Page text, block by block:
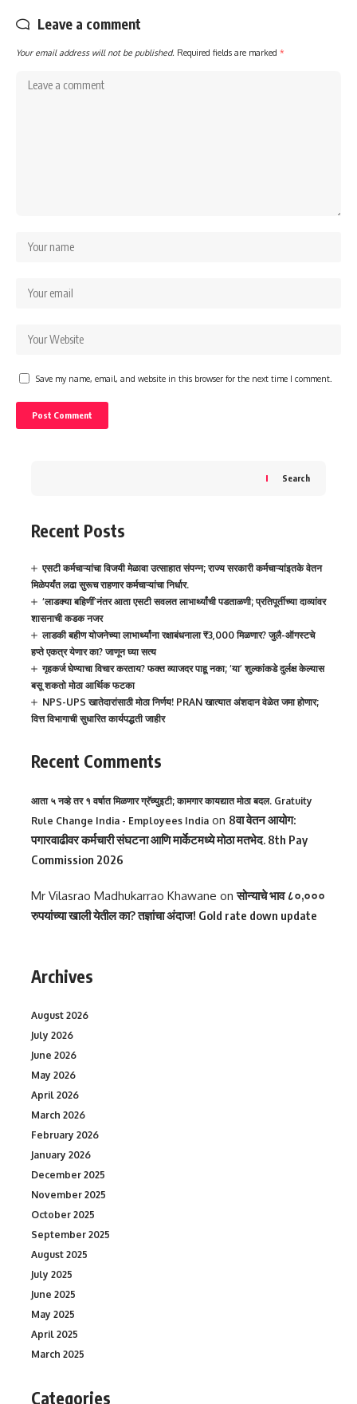
Leave a comment
Your email address will not be published. Required fields are marked *
Save my name, email, and website in this browser for the next time I comment.
Search
Recent Posts
एसटी कर्मचाऱ्यांचा विजयी मेळावा उत्साहात संपन्न; राज्य सरकारी कर्मचाऱ्यांइतके वेतन
मिळेपर्यंत लढा सुरूच राहणार कर्मचाऱ्यांचा निर्धार.
‘लाडक्या बहिणीं’नंतर आता एसटी सवलत लाभार्थ्यांची पडताळणी; प्रतिपूर्तीच्या दाव्यांवर
शासनाची कडक नजर
लाडकी बहीण योजनेच्या लाभार्थ्यांना रक्षाबंधनाला ₹3,000 मिळणार? जुलै-ऑगस्टचे
हप्ते एकत्र येणार का? जाणून घ्या सत्य
गृहकर्ज घेण्याचा विचार करताय? फक्त व्याजदर पाहू नका; ‘या’ शुल्कांकडे दुर्लक्ष केल्यास
बसू शकतो मोठा आर्थिक फटका
NPS-UPS खातेदारांसाठी मोठा निर्णय! PRAN खात्यात अंशदान वेळेत जमा होणार;
वित्त विभागाची सुधारित कार्यपद्धती जाहीर
Recent Comments
आता ५ नव्हे तर १ वर्षात मिळणार ग्रॅच्युइटी; कामगार कायद्यात मोठा बदल. Gratuity
Rule Change India - Employees India on 8वा वेतन आयोग:
पगारवाढीवर कर्मचारी संघटना आणि मार्केटमध्ये मोठा मतभेद. 8th Pay
Commission 2026
Mr Vilasrao Madhukarrao Khawane onसोन्याचे भाव ८०,०००
रुपयांच्या खाली येतील का? तज्ञांचा अंदाज! Gold rate down update
Archives
August 2026
July 2026
June 2026
May 2026
April 2026
March 2026
February 2026
January 2026
December 2025
November 2025
October 2025
September 2025
August 2025
July 2025
June 2025
May 2025
April 2025
March 2025
Categories